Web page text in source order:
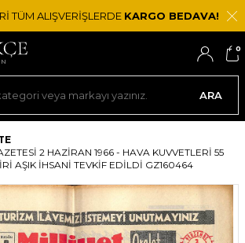
TÜM ALIŞVERİŞLERDE KARGO BEDAVA!
ARA
0
2 HAZIRAN 1966 - HAVA KUVVETLERI 55
AŞIK İHSANI TEVKIF EDILDI GZ160464